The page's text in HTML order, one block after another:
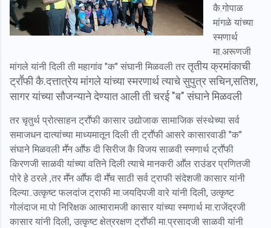
कै.गोपाळ
मांगळे यांच्या
स्मणार्थ
मा.अरूणजी
मांगले यांनी दिली ती महागांव "क" संघानी मिळवली तरतृतीय क्रमांकाची
ट्राॕफी कै.दत्तात्रेय मांगले यांच्या स्मरणार्थ त्याचे सुपुत्र सचिन,सतिश,
सागर यांच्या सौजन्याने देण्यात आली ती चरई "ब" संघाने मिळवली
तर चृतुर्थ प्रोत्साहन ट्राॕफी कासार उद्योजाक सामाजिक संस्थेच्या सर्व
समाजधन दात्यांच्या माध्यमातून दिली ती ट्राॕफी आसरे कासारवाडी "क"
संघाने मिळवली मॕन आॕफ दी सिरीज कै विजय साळवी स्मणार्थ ट्राॕफी
किरणजी साळवी यांच्या वतिने दिली त्याचे मानकरी आॕल राउंडर प्रणितजी
पोरे हे ठरले ,तर मॕन आॕफ दी मॕच साठी सर्व ट्राफी संदेशजी कासार यांनी
दिल्या..उत्कृष्ट फलदांज ट्राफी मा.जयदिपजी वारे यांनी दिली, उत्कृष्ट
गोलंदाज मा.पो निरिक्षक आत्मारामजी कासार यांच्या स्मणार्थ मा.राजेंद्रजी
कासार यांनी दिली, उत्कृष्ट क्षेत्ररक्षण ट्राॕफी मा.प्रसादजी साळवी यांनी